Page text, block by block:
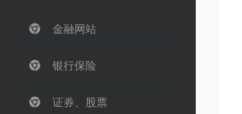
金融网站
银行保险
证券、股票